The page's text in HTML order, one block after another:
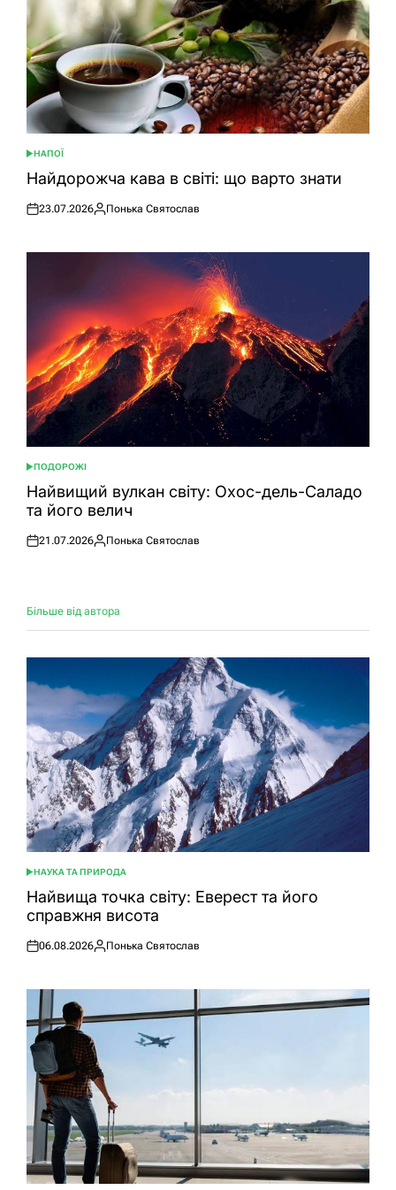
ОПУБЛІКУВАТИ
У
НАПОЇ
Найдорожча кава в світі: що варто знати
Оприлюднено
23.07.2026
Опубліковано
Понька Святослав
ОПУБЛІКУВАТИ
У
ПОДОРОЖІ
Найвищий вулкан світу: Охос-дель-Саладо
та його велич
Оприлюднено
21.07.2026
Опубліковано
Понька Святослав
Більше від автора
ОПУБЛІКУВАТИ
У
НАУКА ТА ПРИРОДА
Найвища точка світу: Еверест та його
справжня висота
Оприлюднено
06.08.2026
Опубліковано
Понька Святослав